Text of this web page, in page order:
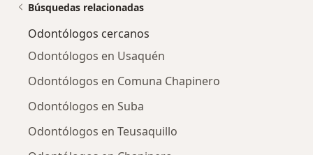
Búsquedas relacionadas
Odontólogos cercanos
Odontólogos en Usaquén
Odontólogos en Comuna Chapinero
Odontólogos en Suba
Odontólogos en Teusaquillo